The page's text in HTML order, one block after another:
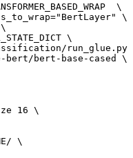
\
"BertLayer"
\
\
run_glue.py
bert/bert-base-cased \
16 \
/ \